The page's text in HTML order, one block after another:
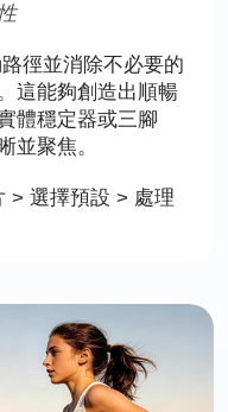
徑並消除不必要的
這能夠創造出順暢
體穩定器或三腳
並聚焦。
> 選擇預設 > 處理